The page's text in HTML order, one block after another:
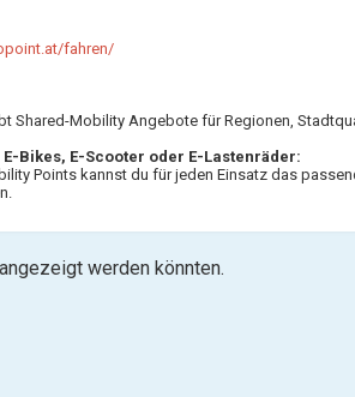
fahren/
Shared-Mobility Angebote für Regionen,
Bikes, E-Scooter oder E-Lastenräder:
Points kannst du für jeden Einsatz das
werden könnten.